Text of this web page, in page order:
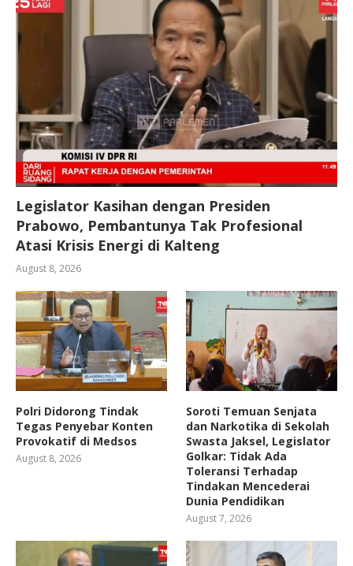
Legislator Kasihan dengan Presiden
Prabowo, Pembantunya Tak Profesional
Atasi Krisis Energi di Kalteng
August 8, 2026
Polri Didorong Tindak
Tegas Penyebar Konten
Provokatif di Medsos
August 8, 2026
Soroti Temuan Senjata
dan Narkotika di Sekolah
Swasta Jaksel, Legislator
Golkar: Tidak Ada
Toleransi Terhadap
Tindakan Mencederai
Dunia Pendidikan
August 7, 2026